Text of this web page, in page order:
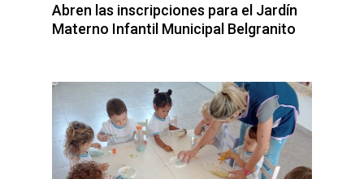
Abren las inscripciones para el Jardín
Materno Infantil Municipal Belgranito